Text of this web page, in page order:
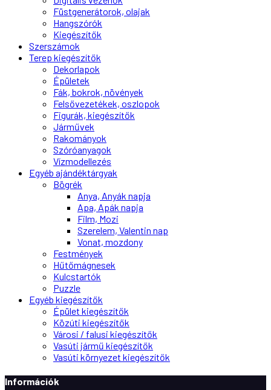
Füstgenerátorok, olajak
Hangszórók
Kiegészítők
Szerszámok
Terep kiegészítők
Dekorlapok
Épületek
Fák, bokrok, növények
Felsővezetékek, oszlopok
Figurák, kiegészítők
Járművek
Rakományok
Szóróanyagok
Vízmodellezés
Egyéb ajándéktárgyak
Bögrék
Anya, Anyák napja
Apa, Apák napja
Film, Mozi
Szerelem, Valentin nap
Vonat, mozdony
Festmények
Hűtőmágnesek
Kulcstartók
Puzzle
Egyéb kiegészítők
Épület kiegészítők
Közúti kiegészítők
Városi / falusi kiegészítők
Vasúti jármű kiegészítők
Vasúti környezet kiegészítők
Információk